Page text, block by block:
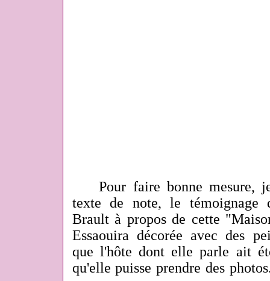
Pour faire bonne mesure,
texte de note, le témoignage
Brault à propos de cette
Essaouira décorée avec des
que l'hôte dont elle parle ait
qu'elle puisse prendre des